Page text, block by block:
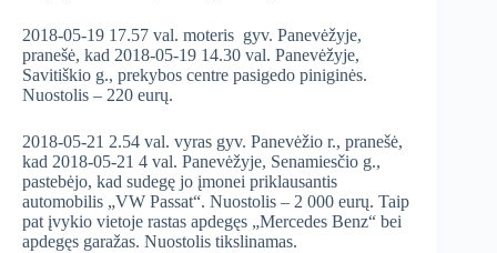
2018-05-19 17.57 val. moteris gyv. Panevėžyje,
pranešė, kad 2018-05-19 14.30 val. Panevėžyje,
Savitiškio g., prekybos centre pasigedo piniginės.
Nuostolis – 220 eurų.
2018-05-21 2.54 val. vyras gyv. Panevėžio r., pranešė,
kad 2018-05-21 4 val. Panevėžyje, Senamiesčio g.,
pastebėjo, kad sudegę jo įmonei priklausantis
automobilis „VW Passat“. Nuostolis – 2 000 eurų. Taip
pat įvykio vietoje rastas apdegęs „Mercedes Benz“ bei
apdegęs garažas. Nuostolis tikslinamas.